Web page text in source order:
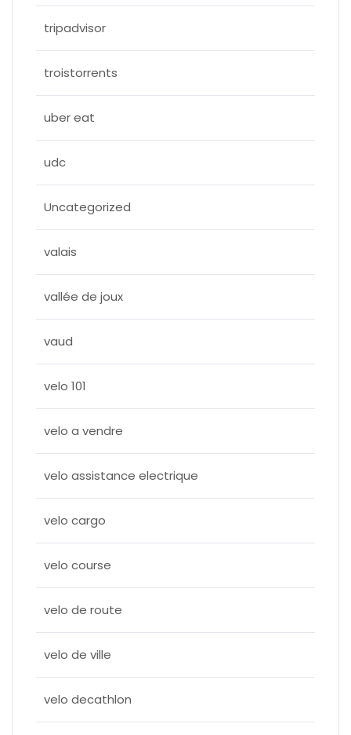
tripadvisor
troistorrents
uber eat
udc
Uncategorized
valais
vallée de joux
vaud
velo 101
velo a vendre
velo assistance electrique
velo cargo
velo course
velo de route
velo de ville
velo decathlon